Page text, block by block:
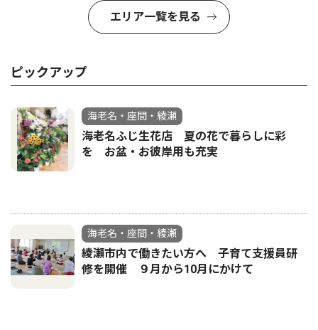
エリア一覧を見る
ピックアップ
海老名・座間・綾瀬
海老名ふじ生花店 夏の花で暮らしに彩
を お盆・お彼岸用も充実
海老名・座間・綾瀬
綾瀬市内で働きたい方へ 子育て支援員研
修を開催 ９月から10月にかけて